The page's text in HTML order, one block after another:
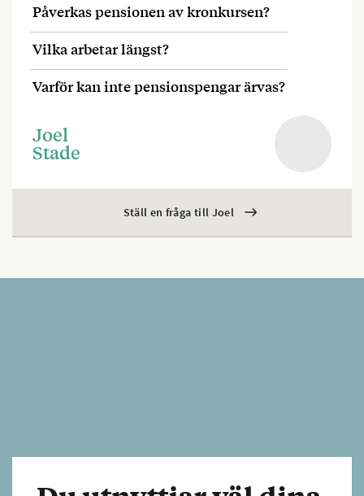
Påverkas pensionen av kronkursen?
Vilka arbetar längst?
Varför kan inte pensionspengar ärvas?
Joel
Stade
Ställ en fråga till Joel